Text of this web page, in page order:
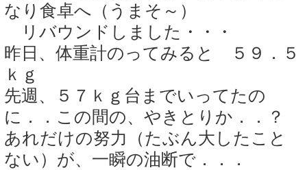
なり食卓へ（うまそ～）
リバウンドしました・・・
昨日、体重計のってみると ５９．５
ｋｇ
先週、５７ｋｇ台までいってたの
に．．この間の、やきとりか．．？
あれだけの努力（たぶん大したこと
ない）が、一瞬の油断で．．．